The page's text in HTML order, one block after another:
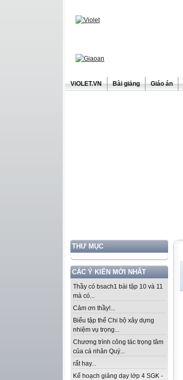
ViOLET.VN Bài giảng Giáo án
THƯ MỤC
CÁC Ý KIẾN MỚI NHẤT
Thầy có bsach1 bài tập 10 và 11
mà có...
Cảm ơn thầy!...
Biểu tập thể Chi bộ xây dựng
nhiệm vụ trọng...
Chương trình công tác trọng tâm
của cá nhân Quý...
rất hay...
Kế hoạch giảng dạy lớp 4 SGK -